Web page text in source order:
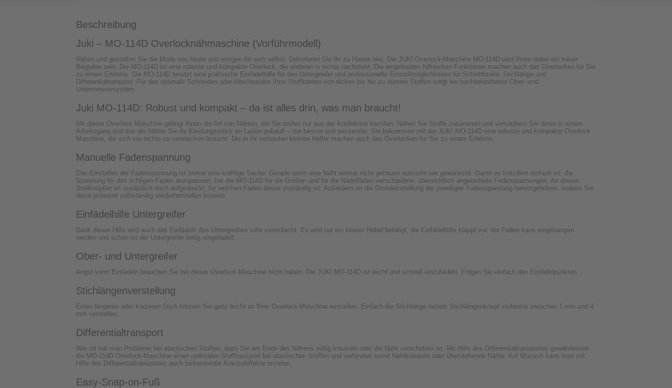
Beschreibung
Juki – MO-114D Overlocknähmaschine (Vorführmodell)
Nähen und gestalten Sie die Mode von heute und morgen für sich selbst. Dekorieren Sie Ihr zu Hause neu. Die JUKI Overlock-Maschine MO-114D wird Ihnen dabei ein treuer
Begleiter sein. Die MO-114D ist eine robuste und kompakte Overlock, die anderen in nichts nachsteht. Die eingebauten hilfreichen Funktionen machen auch das Overlocken für Sie
zu einem Erlebnis. Die MO-114D besitzt eine praktische Einfädelhilfe für den Untergreifer und professionelle Einstellmöglichkeiten für Schnittbreite, Stichlänge und
Differentialtransport. Für das optimale Schneiden oder Abschneiden Ihrer Stoffkanten von dicken bis hin zu dünnen Stoffen sorgt ein hochbelastbares Ober- und
Untermessersystem.
Juki MO-114D: Robust und kompakt – da ist alles drin, was man braucht!
Mit dieser Overlock Maschine gelingt Ihnen die Art von Nähten, die Sie bisher nur aus der Konfektion kannten. Nähen Sie Stoffe zusammen und versäubern Sie diese in einem
Arbeitsgang und das als hätten Sie ihr Kleidungsstück im Laden gekauft – nur besser und passender. Sie bekommen mit der JUKI MO-114D eine robuste und kompakte Overlock
Maschine, die sich vor nichts zu verstecken braucht. Die in ihr verbauten kleinen Helfer machen auch das Overlocken für Sie zu einem Erlebnis.
Manuelle Fadenspannung
Das Einstellen der Fadenspannung ist immer eine knifflige Sache. Gerade wenn eine Naht einmal nicht genauso aussieht wie gewünscht. Damit es trotzdem einfach ist, die
Spannung für den richtigen Faden anzupassen, hat die MO-114D für die Greifer- und für die Nadelfäden verschiedene, übersichtlich angeordnete Fadenspannungen. An diesen
Stellknöpfen ist zusätzlich noch aufgedruckt, für welchen Faden dieser zuständig ist. Außerdem ist die Grundeinstellung der jeweiligen Fadenspannung hervorgehoben, sodass Sie
diese jederzeit selbständig wiederherstellen können.
Einfädelhilfe Untergreifer
Dank dieser Hilfe wird auch das Einfädeln des Untergreifers sehr vereinfacht. Es wird nur ein kleiner Hebel betätigt, die Einfädelhilfe klappt vor, der Faden kann eingehangen
werden und schon ist der Untergreifer fertig eingefädelt.
Ober- und Untergreifer
Angst vorm Einfädeln brauchen Sie bei dieser Overlock-Maschine nicht haben. Die JUKI MO-114D ist leicht und schnell einzufädeln. Folgen Sie einfach den Einfädelpunkten.
Stichlängenverstellung
Einen längeren oder kürzeren Stich können Sie ganz leicht an Ihrer Overlock-Maschine einstellen. Einfach die Stichlänge mittels Stichlängenknopf stufenlos zwischen 1 mm und 4
mm verstellen.
Differentialtransport
Wie oft hat man Probleme bei elastischen Stoffen, dass Sie am Ende des Nähens völlig kräuseln oder die Naht verschoben ist. Mit Hilfe des Differentialtransportes gewährleistet
die MO-114D Overlock-Maschine einen optimalen Stofftransport bei elastischen Stoffen und verhindert somit Nahtkräuseln oder überstehende Nähte. Auf Wunsch kann man mit
Hilfe des Differentialtransportes auch fantasievolle Kräuseleffekte erzielen.
Easy-Snap-on-Fuß